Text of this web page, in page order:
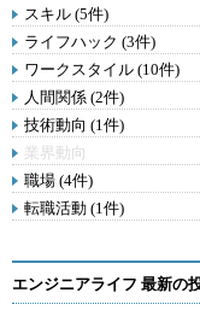
スキル (5件)
ライフハック (3件)
ワークスタイル (10件)
人間関係 (2件)
技術動向 (1件)
業界動向
職場 (4件)
転職活動 (1件)
エンジニアライフ 最新の